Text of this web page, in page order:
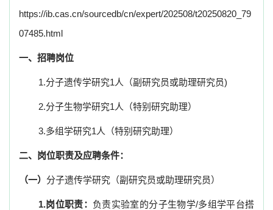
https://ib.cas.cn/sourcedb/cn/expert/202508/t20250820_79
07485.html
一、招聘岗位
1.分子遗传学研究1人（副研究员或助理研究员)
2.分子生物学研究1人（特别研究助理）
3.多组学研究1人（特别研究助理）
二、岗位职责及应聘条件：
（一） 分子遗传学研究 （副研究员或助理研究员）
1.岗位职责： 负责实验室的分子生物学/多组学平台搭